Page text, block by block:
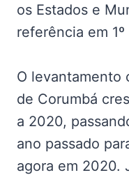
os Estados e
referência em
O levantamento
de Corumbá
a 2020,
ano passado
agora em 2020.